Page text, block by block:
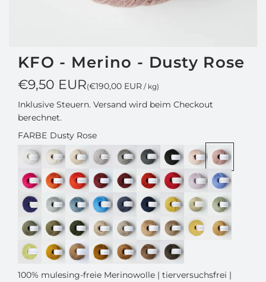
KFO - Merino - Dusty Rose
R
e
g
ä
r
e
r
P
€9,50 EUR(€190,00 EUR / kg)
Inklusive Steuern. Versand wird beim Checkout
berechnet.
FARBE Dusty Rose
100% mulesing-freie Merinowolle | tierversuchsfrei |